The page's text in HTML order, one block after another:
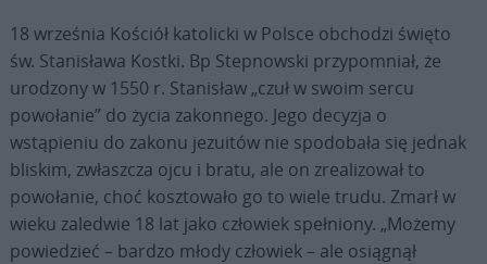
18 września Kościół katolicki w Polsce obchodzi święto
św. Stanisława Kostki. Bp Stepnowski przypomniał, że
urodzony w 1550 r. Stanisław „czuł w swoim sercu
powołanie” do życia zakonnego. Jego decyzja o
wstąpieniu do zakonu jezuitów nie spodobała się jednak
bliskim, zwłaszcza ojcu i bratu, ale on zrealizował to
powołanie, choć kosztowało go to wiele trudu. Zmarł w
wieku zaledwie 18 lat jako człowiek spełniony. „Możemy
powiedzieć – bardzo młody człowiek – ale osiągnął